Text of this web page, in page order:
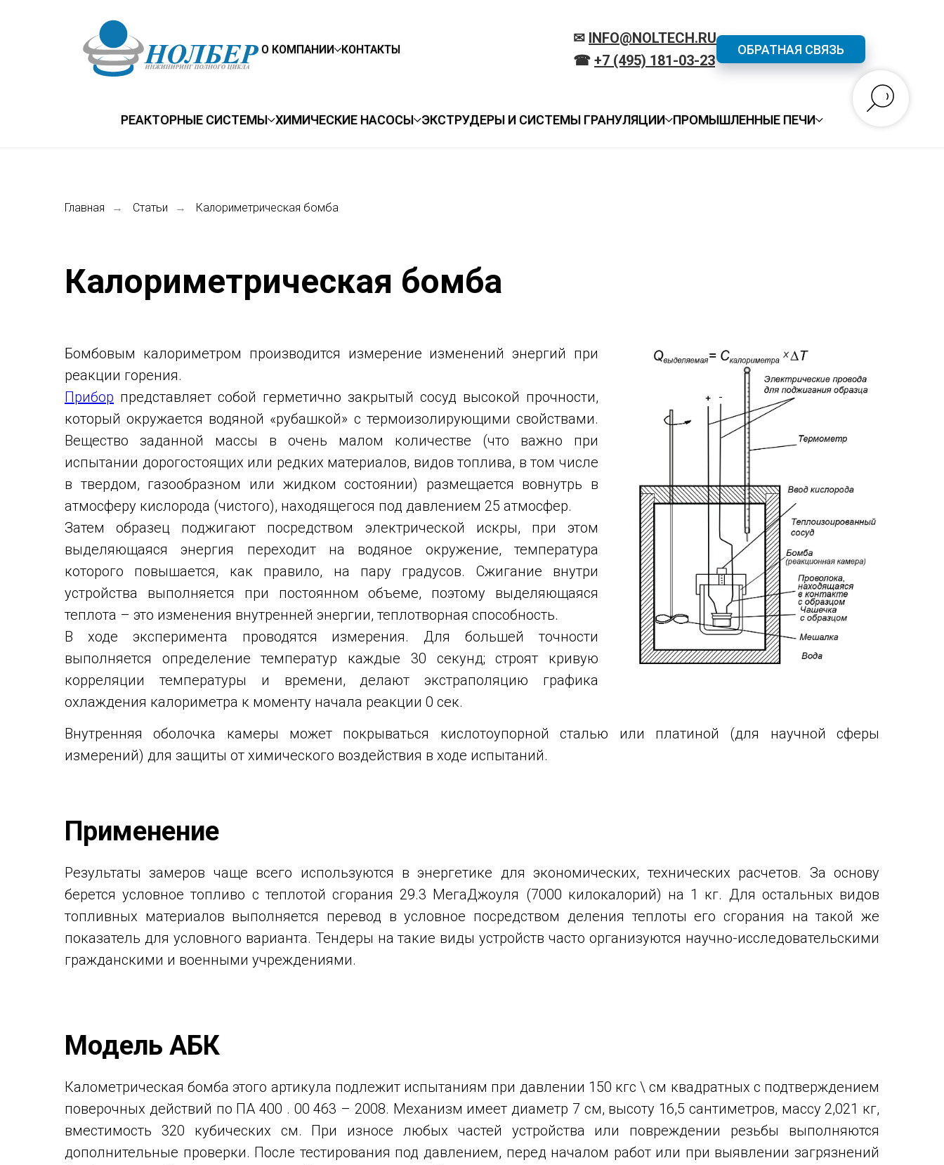
О КОМПАНИИ КОНТАКТЫ
✉ INFO@NOLTECH.RU
☎ +7 (495) 181-03-23
ОБРАТНАЯ СВЯЗЬ
РЕАКТОРНЫЕ СИСТЕМЫ ХИМИЧЕСКИЕ НАСОСЫ ЭКСТРУДЕРЫ И СИСТЕМЫ ГРАНУЛЯЦИИ ПРОМЫШЛЕННЫЕ ПЕЧИ
Главная → Статьи → Калориметрическая бомба
Калориметрическая бомба
Бомбовым калориметром производится измерение изменений энергий при
реакции горения.
Прибор представляет собой герметично закрытый сосуд высокой прочности,
который окружается водяной «рубашкой» с термоизолирующими свойствами.
Вещество заданной массы в очень малом количестве (что важно при
испытании дорогостоящих или редких материалов, видов топлива, в том числе
в твердом, газообразном или жидком состоянии) размещается вовнутрь в
атмосферу кислорода (чистого), находящегося под давлением 25 атмосфер.
Затем образец поджигают посредством электрической искры, при этом
выделяющаяся энергия переходит на водяное окружение, температура
которого повышается, как правило, на пару градусов. Сжигание внутри
устройства выполняется при постоянном объеме, поэтому выделяющаяся
теплота – это изменения внутренней энергии, теплотворная способность.
В ходе эксперимента проводятся измерения. Для большей точности
выполняется определение температур каждые 30 секунд; строят кривую
корреляции температуры и времени, делают экстраполяцию графика
охлаждения калориметра к моменту начала реакции 0 сек.
Внутренняя оболочка камеры может покрываться кислотоупорной сталью или платиной (для научной сферы
измерений) для защиты от химического воздействия в ходе испытаний.
Применение
Результаты замеров чаще всего используются в энергетике для экономических, технических расчетов. За основу
берется условное топливо с теплотой сгорания 29.3 МегаДжоуля (7000 килокалорий) на 1 кг. Для остальных видов
топливных материалов выполняется перевод в условное посредством деления теплоты его сгорания на такой же
показатель для условного варианта. Тендеры на такие виды устройств часто организуются научно-исследовательскими
гражданскими и военными учреждениями.
Модель АБК
Калометрическая бомба этого артикула подлежит испытаниям при давлении 150 кгс \ см квадратных с подтверждением
поверочных действий по ПА 400 . 00 463 – 2008. Механизм имеет диаметр 7 см, высоту 16,5 сантиметров, массу 2,021 кг,
вместимость 320 кубических см. При износе любых частей устройства или повреждении резьбы выполняются
дополнительные проверки. После тестирования под давлением, перед началом работ или при выявлении загрязнений